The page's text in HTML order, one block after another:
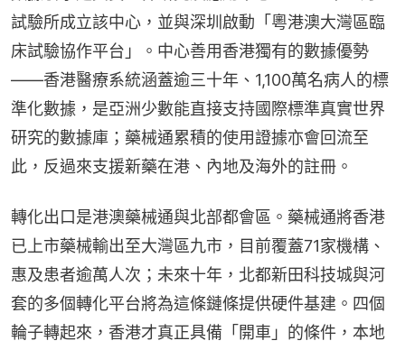
試驗所成立該中心，並與深圳啟動「粵港澳大灣區臨
床試驗協作平台」。中心善用香港獨有的數據優勢
——香港醫療系統涵蓋逾三十年、1,100萬名病人的標
準化數據，是亞洲少數能直接支持國際標準真實世界
研究的數據庫；藥械通累積的使用證據亦會回流至
此，反過來支援新藥在港、內地及海外的註冊。
轉化出口是港澳藥械通與北部都會區。藥械通將香港
已上市藥械輸出至大灣區九市，目前覆蓋71家機構、
惠及患者逾萬人次；未來十年，北都新田科技城與河
套的多個轉化平台將為這條鏈條提供硬件基建。四個
輪子轉起來，香港才真正具備「開車」的條件，本地